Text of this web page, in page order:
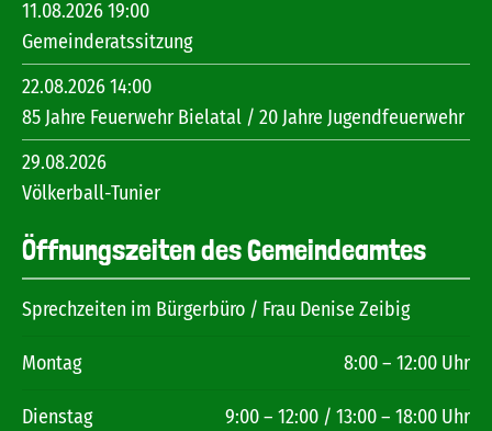
11.08.2026 19:00
Gemeinderatssitzung
22.08.2026 14:00
85 Jahre Feuerwehr Bielatal / 20 Jahre Jugendfeuerwehr
29.08.2026
Völkerball-Tunier
Öffnungszeiten des Gemeindeamtes
Sprechzeiten im Bürgerbüro / Frau Denise Zeibig
Montag 8:00 – 12:00 Uhr
Dienstag 9:00 – 12:00 / 13:00 – 18:00 Uhr